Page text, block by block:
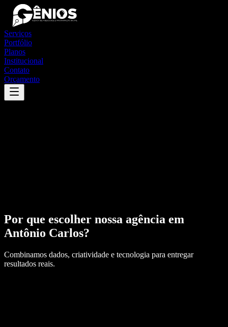
Serviços
Portfólio
Planos
Institucional
Contato
Orçamento
Por que escolher nossa agência em
Antônio Carlos?
Combinamos dados, criatividade e tecnologia para entregar
resultados reais.